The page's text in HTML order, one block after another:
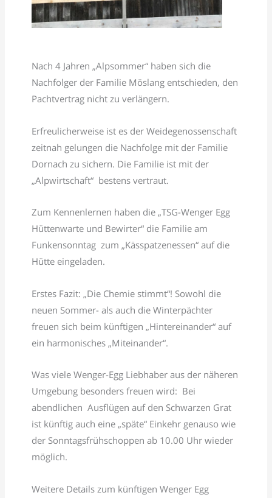
Nach 4 Jahren „Alpsommer“ haben sich die
Nachfolger der Familie Möslang entschieden, den
Pachtvertrag nicht zu verlängern.
Erfreulicherweise ist es der Weidegenossenschaft
zeitnah gelungen die Nachfolge mit der Familie
Dornach zu sichern. Die Familie ist mit der
„Alpwirtschaft“ bestens vertraut.
Zum Kennenlernen haben die „TSG-Wenger Egg
Hüttenwarte und Bewirter“ die Familie am
Funkensonntag zum „Kässpatzenessen“ auf die
Hütte eingeladen.
Erstes Fazit: „Die Chemie stimmt“! Sowohl die
neuen Sommer- als auch die Winterpächter
freuen sich beim künftigen „Hintereinander“ auf
ein harmonisches „Miteinander“.
Was viele Wenger-Egg Liebhaber aus der näheren
Umgebung besonders freuen wird: Bei
abendlichen Ausflügen auf den Schwarzen Grat
ist künftig auch eine „späte“ Einkehr genauso wie
der Sonntagsfrühschoppen ab 10.00 Uhr wieder
möglich.
Weitere Details zum künftigen Wenger Egg